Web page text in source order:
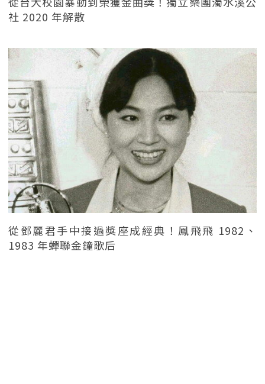
社 2020 年解散
從鄧麗君手中接過獎座成經典！鳳飛飛 1982、
1983 年蟬聯金鐘歌后